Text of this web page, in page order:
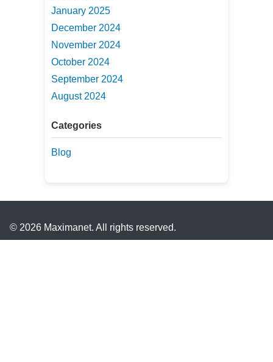
January 2025
December 2024
November 2024
October 2024
September 2024
August 2024
Categories
Blog
© 2026 Maximanet. All rights reserved.